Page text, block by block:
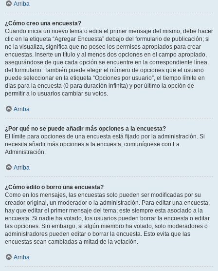
Arriba
¿Cómo creo una encuesta?
Cuando inicia un nuevo tema o edita el primer mensaje del mismo, debe hacer
clic en la etiqueta “Agregar Encuesta” debajo del formulario de publicación; si
no la visualiza, significa que no posee los permisos apropiados para crear
encuestas. Inserte un título y al menos dos opciones en el campo apropiado,
asegurándose de que cada opción se encuentre en la correspondiente línea
del formulario. También puede elegir el número de opciones que el usuario
puede seleccionar en la etiqueta “Opciones por usuario”, el tiempo límite en
días para la encuesta (0 para duración infinita) y por último la opción de
permitir a lo usuarios cambiar su votos.
Arriba
¿Por qué no se puede añadir más opciones a la encuesta?
El límite para opciones de una encuesta está fijado por la administración. Si
necesita añadir más opciones a la encuesta, comuníquese con La
Administración.
Arriba
¿Cómo edito o borro una encuesta?
Como en los mensajes, las encuestas solo pueden ser modificadas por su
creador original, un moderador o la administración. Para editar una encuesta,
hay que editar el primer mensaje del tema; este siempre esta asociado a la
encuesta. Si nadie ha votado, los usuarios pueden borrar la encuesta o editar
las opciones. Sin embargo, si algún miembro ha votado, solo moderadores o
administradores pueden editar o borrar la encuesta. Esto evita que las
encuestas sean cambiadas a mitad de la votación.
Arriba